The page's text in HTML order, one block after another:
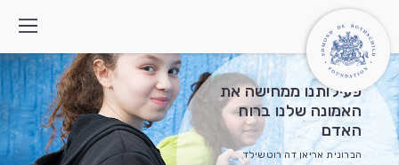
מי אנחנו
פעילותנו ממחישה את
האמונה שלנו ברוח
האדם
הברונית אריאן דה רוטשילד